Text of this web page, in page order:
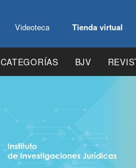
Videoteca Tienda virtual
CATEGORÍAS BJV